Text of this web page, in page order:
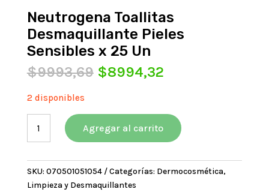
Neutrogena Toallitas
Desmaquillante Pieles
Sensibles x 25 Un
$9993,69 El
era:
$9993,69.
$8994,32El
es:
$8994,32.
2 disponibles
Neutrogena
Toallitas
Pieles
Sensibles
x
Agregar al carrito
SKU: 070501051054 Categorías: Dermocosmética,
Limpieza y Desmaquillantes